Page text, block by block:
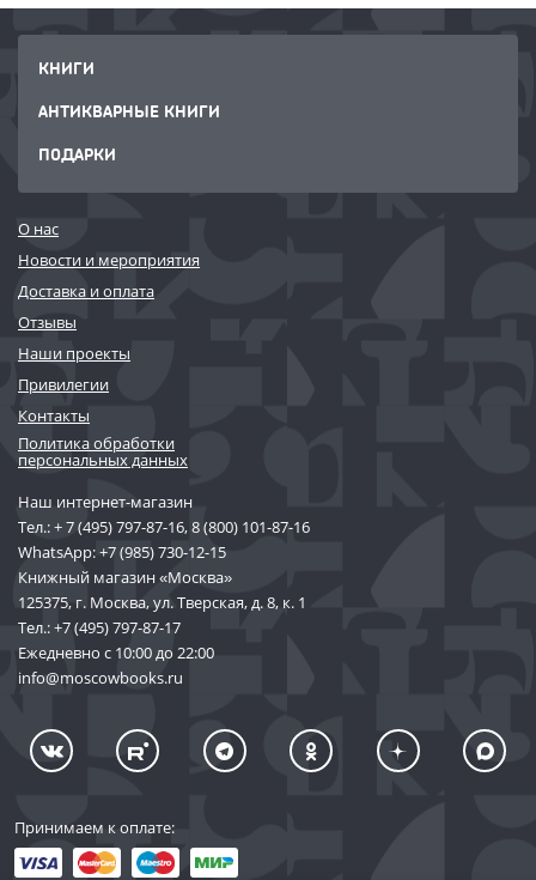
КНИГИ
АНТИКВАРНЫЕ КНИГИ
ПОДАРКИ
О нас
Новости и мероприятия
Доставка и оплата
Отзывы
Наши проекты
Привилегии
Контакты
Политика обработки
персональных данных
Наш интернет-магазин
Тел.:+ 7 (495) 797-87-16,8 (800) 101-87-16
WhatsApp:+7 (985) 730-12-15
Книжный магазин «Москва»
125375, г. Москва, ул. Тверская, д. 8, к. 1
Тел.:+7 (495) 797-87-17
Ежедневно с 10:00 до 22:00
info@moscowbooks.ru
Принимаем к оплате: